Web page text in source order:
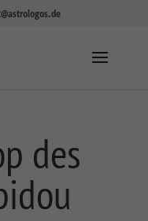
des